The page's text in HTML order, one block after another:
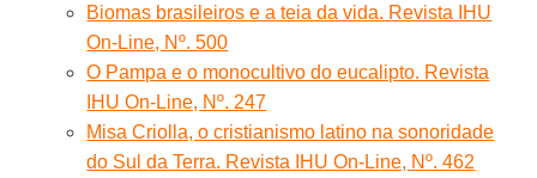
Biomas brasileiros e a teia da vida. Revista IHU
On-Line, Nº. 500
O Pampa e o monocultivo do eucalipto. Revista
IHU On-Line, Nº. 247
Misa Criolla, o cristianismo latino na sonoridade
do Sul da Terra. Revista IHU On-Line, Nº. 462